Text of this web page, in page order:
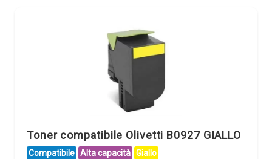
Toner compatibile Olivetti B0927 GIALLO
Compatibile Alta capacità Giallo